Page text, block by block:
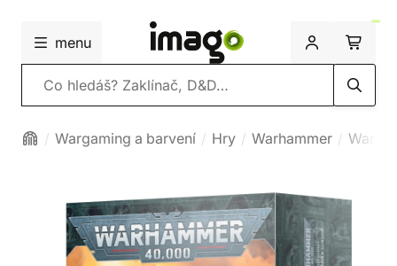
menu
Vyhledávání
Wargaming a barvení Hry Warhammer